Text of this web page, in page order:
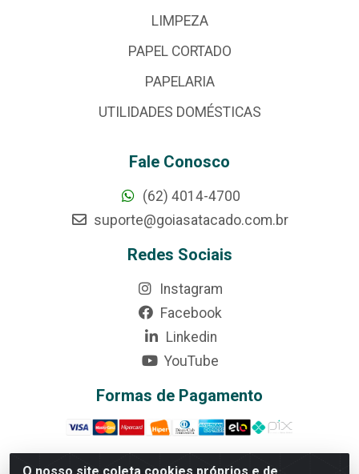
LIMPEZA
PAPEL CORTADO
PAPELARIA
UTILIDADES DOMÉSTICAS
Fale Conosco
(62) 4014-4700
suporte@goiasatacado.com.br
Redes Sociais
Instagram
Facebook
Linkedin
YouTube
Formas de Pagamento